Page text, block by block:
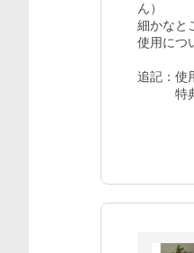
ん）
細かなと
使用につ
追記：使
特典の